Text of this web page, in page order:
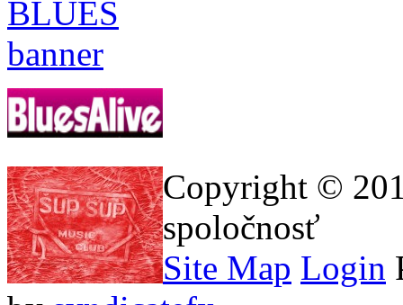
Copyright ©
spoločnosť
Site Map Login